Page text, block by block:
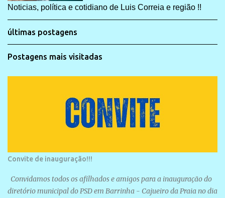
Noticias, política e cotidiano de Luis Correia e região !!
últimas postagens
Postagens mais visitadas
Convite de inauguração!!!
Convidamos todos os afilhados e amigos para a inauguração do
diretório municipal do PSD em Barrinha - Cajueiro da Praia no dia